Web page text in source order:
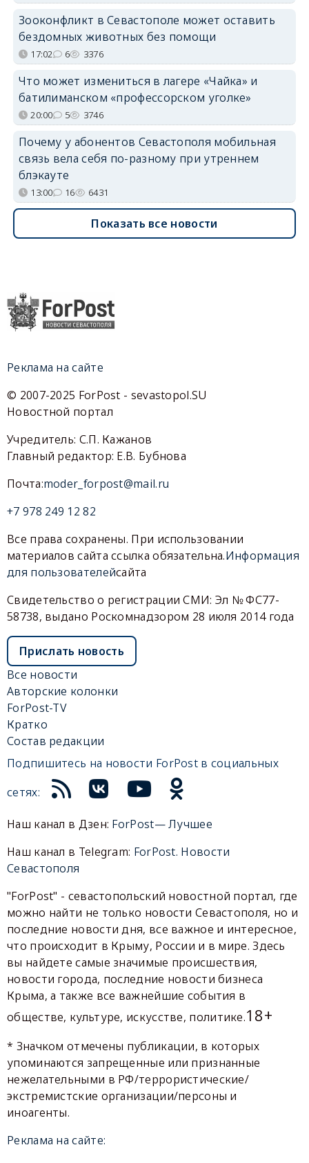
Зооконфликт в Севастополе может оставить
бездомных животных без помощи
17:02 6 3376
Что может измениться в лагере «Чайка» и
батилиманском «профессорском уголке»
20:00 5 3746
Почему у абонентов Севастополя мобильная
связь вела себя по-разному при утреннем
блэкауте
13:00 16 6431
Показать все новости
Реклама на сайте
© 2007-2025 ForPost - sevastopol.SU
Новостной портал
Учредитель: С.П. Кажанов
Главный редактор: Е.В. Бубнова
Почта:moder_forpost@mail.ru
+7 978 249 12 82
Все права сохранены. При использовании
материалов сайта ссылка обязательна.Информация
для пользователейсайта
Свидетельство о регистрации СМИ: Эл № ФС77-
58738, выдано Роскомнадзором 28 июля 2014 года
Прислать новость
Все новости
Авторские колонки
ForPost-TV
Кратко
Состав редакции
Подпишитесь на новости ForPost в социальных
сетях:
Наш канал в Дзен: ForPost— Лучшее
Наш канал в Telegram: ForPost. Новости
Севастополя
"ForPost" - севастопольский новостной портал, где
можно найти не только новости Севастополя, но и
последние новости дня, все важное и интересное,
что происходит в Крыму, России и в мире. Здесь
вы найдете самые значимые происшествия,
новости города, последние новости бизнеса
Крыма, а также все важнейшие события в
обществе, культуре, искусстве, политике.18+
* Значком отмечены публикации, в которых
упоминаются запрещенные или признанные
нежелательными в РФ/террористические/
экстремистские организации/персоны и
иноагенты.
Реклама на сайте: